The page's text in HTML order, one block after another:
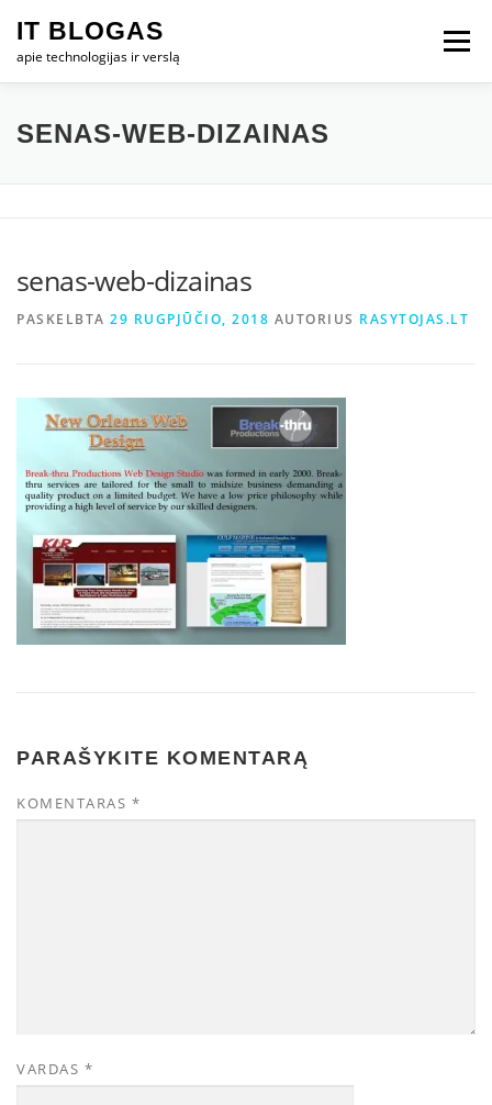
turinio
IT BLOGAS
apie technologijas ir verslą
Meniu
PRADŽIA IT VERSLAS KOMPIUTERIAI
SENAS-WEB-DIZAINAS
senas-web-dizainas
PASKELBTA 29 RUGPJŪČIO, 2018 AUTORIUS RASYTOJAS.LT
PARAŠYKITE KOMENTARĄ
KOMENTARAS *
VARDAS *